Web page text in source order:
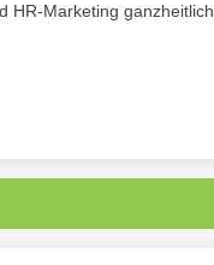
HR-Marketing ganzheitlich